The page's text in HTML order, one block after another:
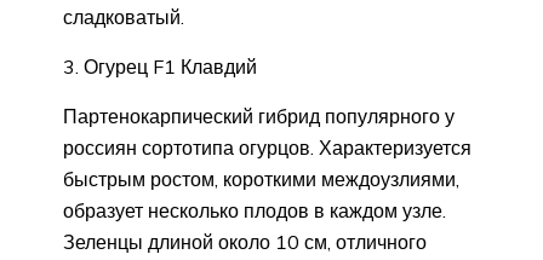
сладковатый.
3. Огурец F1 Клавдий
Партенокарпический гибрид популярного у
россиян сортотипа огурцов. Характеризуется
быстрым ростом, короткими междоузлиями,
образует несколько плодов в каждом узле.
Зеленцы длиной около 10 см, отличного